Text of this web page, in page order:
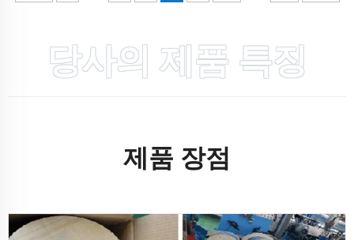
당사의 제품 특징
제품 장점